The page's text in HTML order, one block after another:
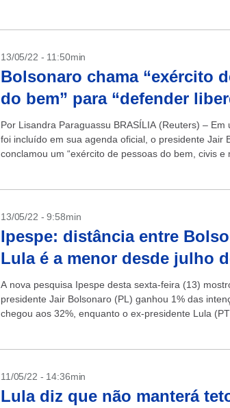
13/05/22 - 11:50min
Bolsonaro chama “exército
do bem” para “defender
Por Lisandra Paraguassu BRASÍLIA (Reuters) – Em
foi incluído em sua agenda oficial, o presidente Jair
conclamou um “exército de pessoas do bem, civis e
13/05/22 - 9:58min
Ipespe: distância entre
Lula é a menor desde julho
A nova pesquisa Ipespe desta sexta-feira (13)
presidente Jair Bolsonaro (PL) ganhou 1% das
chegou aos 32%, enquanto o ex-presidente Lula
11/05/22 - 14:36min
Lula diz que não manterá